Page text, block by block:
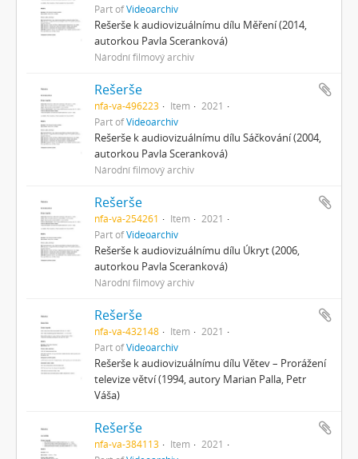
Part ofVideoarchiv
Rešerše k audiovizuálnímu dílu Měření (2014,
autorkou Pavla Sceranková)
Národní filmový archiv
Rešerše
nfa-va-496223 Item
2021
Part ofVideoarchiv
Rešerše k audiovizuálnímu dílu Sáčkování (2004,
autorkou Pavla Sceranková)
Národní filmový archiv
Rešerše
nfa-va-254261 Item
2021
Part ofVideoarchiv
Rešerše k audiovizuálnímu dílu Úkryt (2006,
autorkou Pavla Sceranková)
Národní filmový archiv
Rešerše
nfa-va-432148 Item
2021
Part ofVideoarchiv
Rešerše k audiovizuálnímu dílu Větev – Prorážení
televize větví (1994, autory Marian Palla, Petr
Váša)
Rešerše
nfa-va-384113 Item
2021